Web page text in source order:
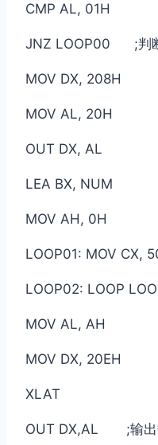
CMP AL, 01H
JNZ LOOP00 ;判
MOV DX, 208H
MOV AL, 20H
OUT DX, AL
LEA BX, NUM
MOV AH, 0H
LOOP01: MOV CX,
LOOP02: LOOP
MOV AL, AH
MOV DX, 20EH
XLAT
OUT DX,AL ;输出